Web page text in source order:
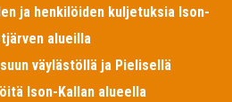
ja henkilöiden kuljetuksia Ison-
alueilla
väylästöllä ja Pielisellä
Ison-Kallan alueella